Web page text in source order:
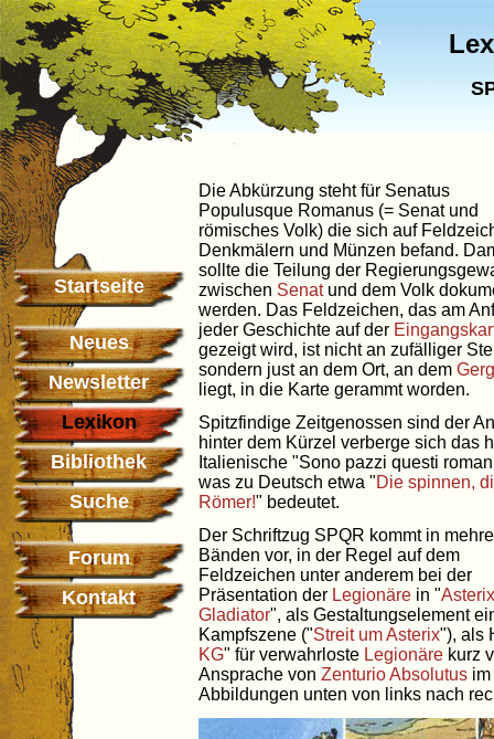
Startseite
Neues
Newsletter
Lexikon
Bibliothek
Suche
Forum
Kontakt
Die Abkürzung steht für Senatus
Populusque Romanus (= Senat und
römisches Volk) die sich auf
Denkmälern und Münzen befand.
sollte die Teilung der
zwischen Senatund dem Volk
werden. Das Feldzeichen, das am
jeder Geschichte auf der
gezeigt wird, ist nicht an zufälliger
sondern just an dem Ort, an dem
liegt, in die Karte gerammt worden.
Spitzfindige Zeitgenossen sind der
hinter dem Kürzel verberge sich das
Italienische "Sono pazzi questi
was zu Deutsch etwa "Die spinnen,
Römer!" bedeutet.
Der Schriftzug SPQR kommt in
Bänden vor, in der Regel auf dem
Feldzeichen unter anderem bei der
Präsentation der Legionäre in "
Gladiator", als Gestaltungselement
Kampfszene ("Streit um Asterix"), als
KG" für verwahrloste Legionäre kurz
Ansprache von ZenturioAbsolutus
Abbildungen unten von links nach